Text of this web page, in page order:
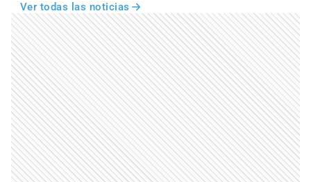
Ver todas las noticias